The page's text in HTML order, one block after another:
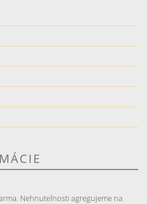
Nehnuteľnosti agregujeme na